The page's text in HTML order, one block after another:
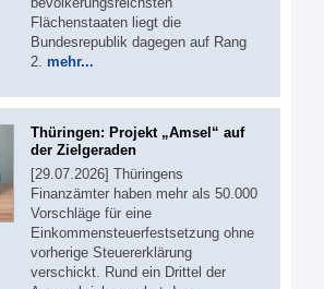
Flächenstaaten liegt die
Bundesrepublik dagegen auf Rang
2. mehr...
Thüringen: Projekt „Amsel“ auf
der Zielgeraden
[29.07.2026] Thüringens
Finanzämter haben mehr als 50.000
Vorschläge für eine
Einkommensteuerfestsetzung ohne
vorherige Steuererklärung
verschickt. Rund ein Drittel der